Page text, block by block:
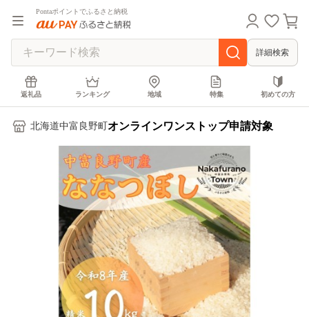
Pontaポイントでふるさと納税
詳細検索
返礼品 ランキング 地域 特集 初めての方
北海道中富良野町 オンラインワンストップ申請対象